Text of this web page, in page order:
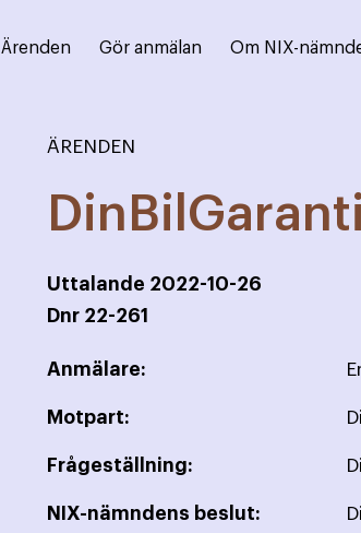
Ärenden Gör anmälan Om NIX-
ÄRENDEN
DinBilGaranti
Uttalande 2022-10-26
Dnr 22-261
Anmälare:
Motpart:
Frågeställning:
NIX-nämndens beslut: